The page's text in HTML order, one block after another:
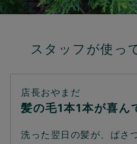
スタッフが使っ
店長おやまだ
髪の毛1本1本が喜ん
洗った翌日の髪が、ぱさ